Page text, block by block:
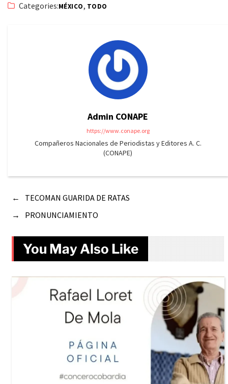
Categories:MÉXICO, TODO
Admin CONAPE
https://www.conape.org
Compañeros Nacionales de Periodistas y Editores A. C.
(CONAPE)
←
TECOMAN GUARIDA DE RATAS
→
PRONUNCIAMIENTO
You May Also Like